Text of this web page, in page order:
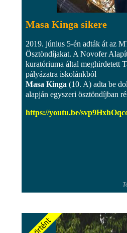
Masa Kinga sikere
2019. június 5-én adták át az
Ösztöndíjakat. A Novofer
kuratóriuma által meghirdetett
pályázatra iskolánkból
Masa Kinga (10. A) adta be
alapján egyszeri ösztöndíjban
https://youtu.be/